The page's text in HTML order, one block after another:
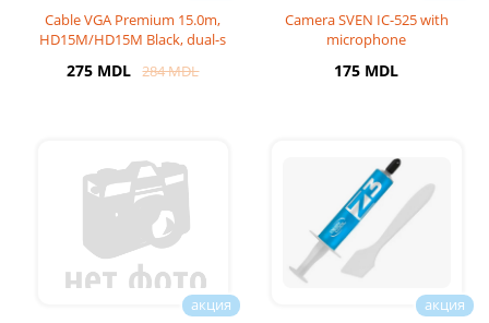
Cable VGA Premium 15.0m,
HD15M/HD15M Black, dual-s
275 MDL 284 MDL
Camera SVEN IC-525 with
microphone
175 MDL